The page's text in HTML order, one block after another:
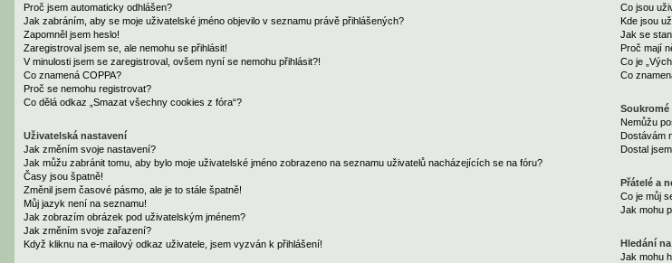
Proč jsem automaticky odhlášen?
Jak zabráním, aby se moje uživatelské jméno objevilo v seznamu právě přihlášených?
Zapomněl jsem heslo!
Zaregistroval jsem se, ale nemohu se přihlásit!
V minulosti jsem se zaregistroval, ovšem nyní se nemohu přihlásit?!
Co znamená COPPA?
Proč se nemohu registrovat?
Co dělá odkaz „Smazat všechny cookies z fóra“?
Uživatelská nastavení
Jak změním svoje nastavení?
Jak můžu zabránit tomu, aby bylo moje uživatelské jméno zobrazeno na seznamu uživatelů nacházejících se na fóru?
Časy jsou špatně!
Změnil jsem časové pásmo, ale je to stále špatně!
Můj jazyk není na seznamu!
Jak zobrazím obrázek pod uživatelským jménem?
Jak změním svoje zařazení?
Když kliknu na e-mailový odkaz uživatele, jsem vyzván k přihlášení!
Co jsou
Kde jsou
Jak se
Proč mají
Co je
Co
Soukromé
Nemůžu
Dostávám
Dostal
Přátelé a
Co je můj
Jak mohu
Hledání
Jak mohu